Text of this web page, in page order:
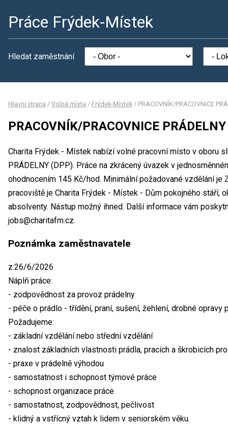
Práce Frýdek-Místek
Hledat zaměstnání
Hlavní strana / Volná místa / Frýdek-Místek / PRACOVNÍK/PRACOVNICE
PRACOVNÍK/PRACOVNICE
Charita Frýdek - Místek nabízí volné pracovní místo v oboru
PRÁDELNY (DPP). Práce na zkrácený úvazek v
ohodnocením 145 Kč/hod. Minimální požadované vzdělání je
pracoviště je Charita Frýdek - Místek - Dům pokojného stáří,
absolventy. Nástup možný ihned. Další informace vám
jobs@charitafm.cz.
Poznámka zaměstnavatele
z:26/6/2026
Náplň práce:
- zodpovědnost za provoz prádelny
- péče o prádlo - třídění, praní, sušení, žehlení, drobné opravy
Požadujeme:
- základní vzdělání nebo střední vzdělání
- znalost základních vlastnosti prádla, pracích a škrobicích
- praxe v prádelně výhodou
- samostatnost i schopnost týmové práce
- schopnost organizace práce
- samostatnost, zodpovědnost, pečlivost
- klidný a vstřícný vztah k lidem v seniorském věku.